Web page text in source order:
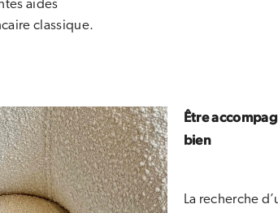
aides
classique.
Être
bien
La recherche